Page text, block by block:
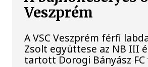
Veszprém
A VSC Veszprém férfi
Zsolt együttese az NB III
tartott Dorogi Bányász FC